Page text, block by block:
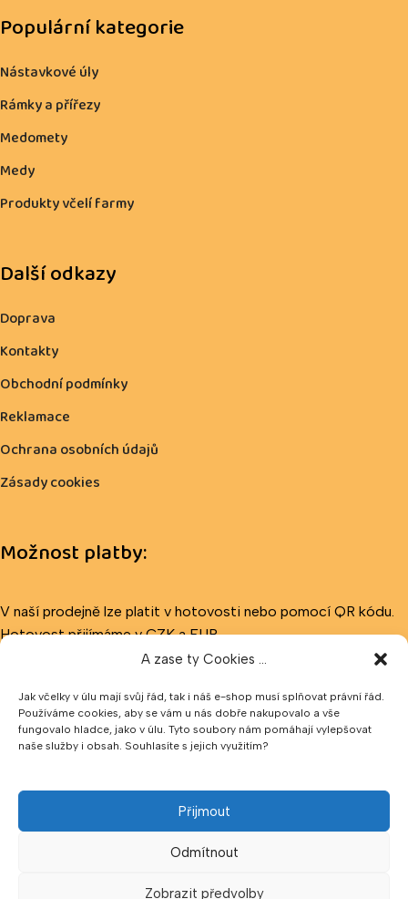
A zase ty Cookies ...
Jak včelky v úlu mají svůj řád, tak i náš e-shop musí splňovat právní řád.
Používáme cookies, aby se vám u nás dobře nakupovalo a vše
fungovalo hladce, jako v úlu. Tyto soubory nám pomáhají vylepšovat
naše služby i obsah. Souhlasíte s jejich využitím?
Přijmout
Odmítnout
Zobrazit předvolby
Populární kategorie
Nástavkové úly
Rámky a přířezy
Medomety
Medy
Produkty včelí farmy
Další odkazy
Doprava
Kontakty
Obchodní podmínky
Reklamace
Ochrana osobních údajů
Zásady cookies
Možnost platby:
V naší prodejně lze platit v hotovosti nebo pomocí QR kódu.
Hotovost přijímáme v CZK a EUR.
Sledujte nás